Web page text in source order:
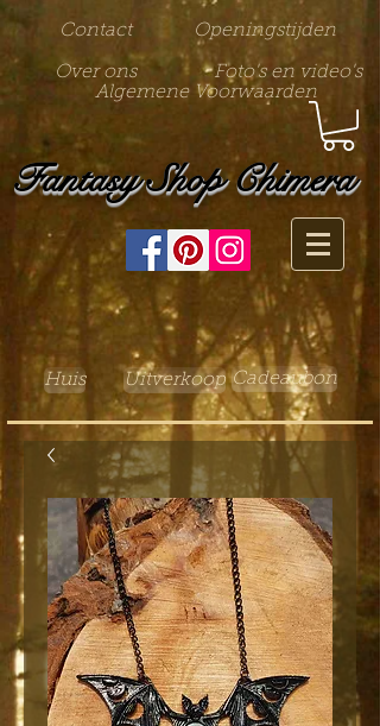
Contact Openingstijden
Over ons
Foto's en video's
Algemene Voorwaarden
Fantasy Shop Chimera
Huis Uitverkoop Cadeaubon